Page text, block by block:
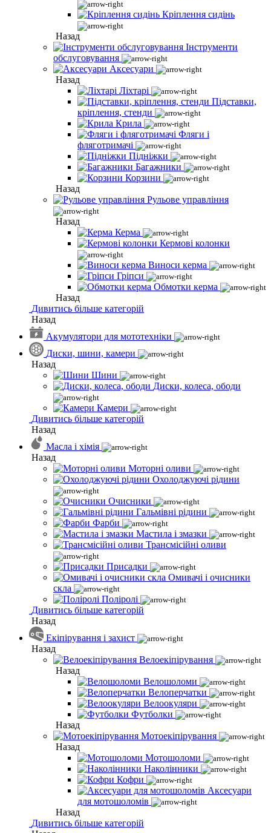
Кріплення сидінь
Назад
Інструменти
обслуговування
Аксесуари
Назад
Ліхтарі
Підставки,
кріплення, стенди
Крила
Фляги і
фляготримачі
Підніжки
Багажники
Корзини
Назад
Рульове управління
Назад
Керма
Кермові колонки
Виноси керма
Гріпси
Обмотки керма
Назад
Дивитись більше категорій
Назад
Акумулятори для мототехніки
Диски, шини, камери
Назад
Шини
Диски, колеса, ободи
Камери
Дивитись більше категорій
Назад
Масла і хімія
Назад
Моторні оливи
Охолоджуючі рідини
Очисники
Гальмівні рідини
Фарби
Мастила і змазки
Трансмісійні оливи
Присадки
Омивачі і очисники
скла
Поліролі
Дивитись більше категорій
Назад
Екіпірування і захист
Назад
Велоекіпірування
Назад
Велошоломи
Велоперчатки
Велоокуляри
Футболки
Назад
Мотоекіпірування
Назад
Мотошоломи
Наколінники
Кофри
Аксесуари
для мотошоломів
Назад
Дивитись більше категорій